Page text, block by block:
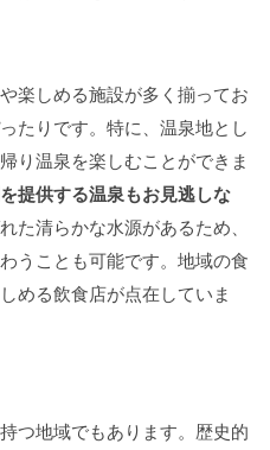
楽しめる施設が多く揃ってお
たりです。特に、温泉地とし
り温泉を楽しむことができま
提供する温泉もお見逃しな
た清らかな水源があるため、
うことも可能です。地域の食
める飲食店が点在していま
つ地域でもあります。歴史的